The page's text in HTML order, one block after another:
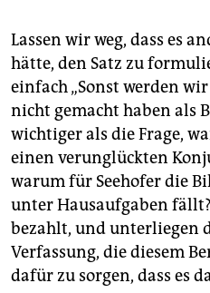
Lassen wir weg, dass es
hätte, den Satz zu
einfach „Sonst werden
nicht gemacht haben als
wichtiger als die Frage,
einen verunglückten
warum für Seehofer die
unter Hausaufgaben
bezahlt, und unterliegen
Verfassung, die diesem
dafür zu sorgen, dass es